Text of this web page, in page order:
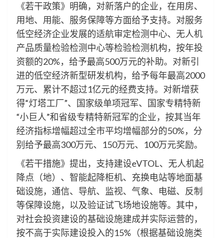
《若干政策》明确，对新落户的企业，在用房、
用地、用能、服务保障等方面给予支持。对服务
低空经济企业发展的适航审定检测中心、无人机
产品质量检验检测中心等检验检测机构，按年投
资额的20%，给予最高500万元的补助。对新引
进的低空经济新型研发机构，给予每年最高2000
万元、累计不超过1亿元的经费支持。对新增获
得“灯塔工厂”、国家级单项冠军、国家专精特新
“小巨人”和省级专精特新冠军的企业，按其当年
经济指标增幅超过全市平均增幅部分的50%，分
别给予最高300万元、150万元、100万元奖励。
《若干措施》提出，支持建设eVTOL、无人机起
降点（地）、智能起降柜机、充换电站等地面基
础设施，通信、导航、监视、气象、电磁、反制
等保障设施，以及验证试飞场地设施等。其中，
对社会投资建设的基础设施建成并实际运营的，
按不高于实际建设投入的15%（根据基础设施类